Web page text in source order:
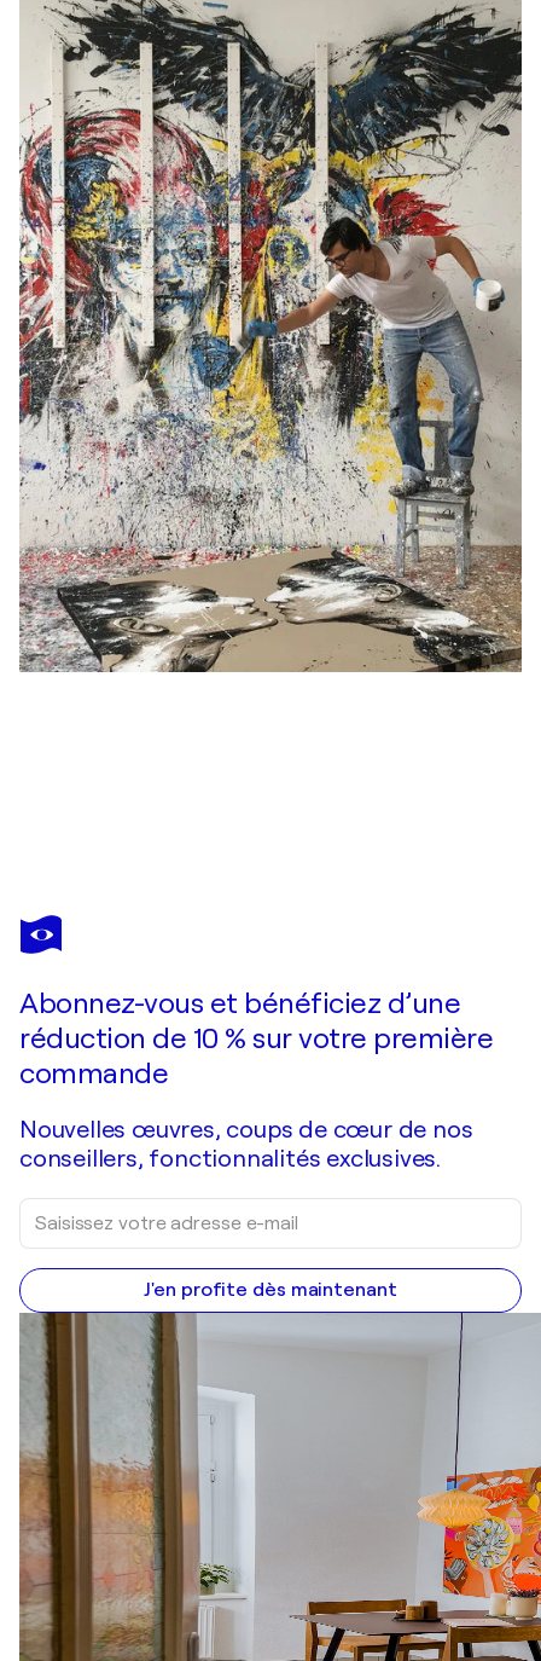
MARIO HENRIQUE
Untitled Portrait Drawing No. 10 (Framed)
Abonnez-vous et bénéficiez d’une
réduction de 10 % sur votre première
commande
Nouvelles œuvres, coups de cœur de nos
conseillers, fonctionnalités exclusives.
J'en profite dès maintenant